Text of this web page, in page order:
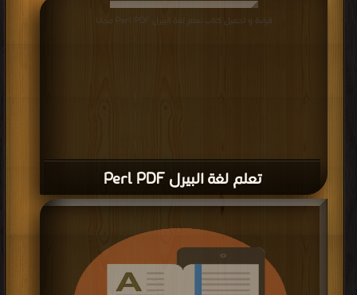
تعلم لغة البيرل Perl PDF
قراءة و تحميل كتاب تعلم لغة البيرل Perl PDF مجانا